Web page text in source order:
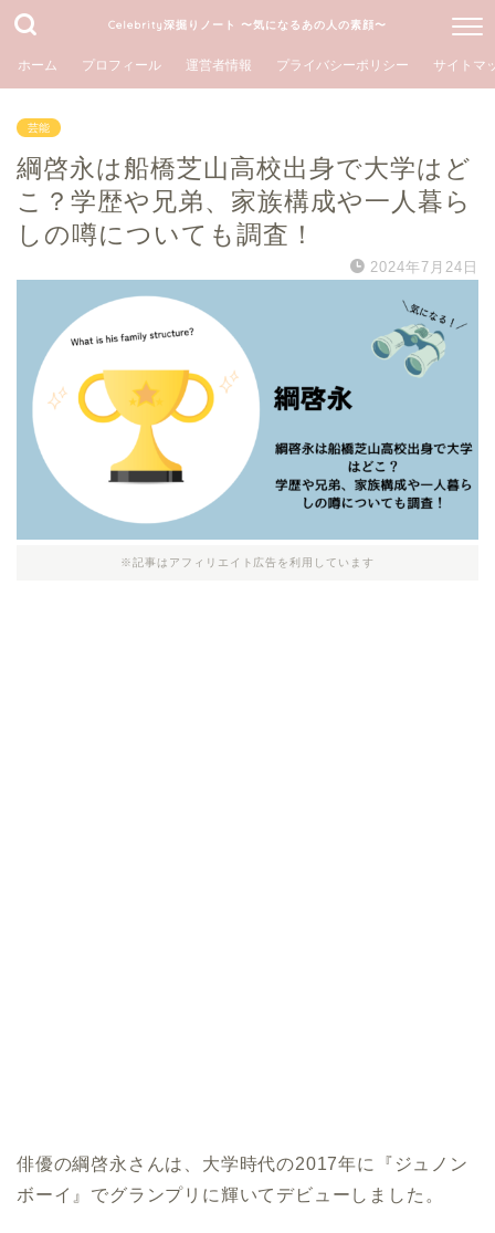
Celebrity深掘りノート 〜気になるあの人の素顔〜
ホーム プロフィール 運営者情報 プライバシーポリシー サイトマ
芸能
綱啓永は船橋芝山高校出身で大学はど
こ？学歴や兄弟、家族構成や一人暮ら
しの噂についても調査！
2024年7月24日
※記事はアフィリエイト広告を利用しています
俳優の綱啓永 さんは、大学時代の2017年に『ジュノン
ボーイ』でグランプリに輝いてデビューしました。